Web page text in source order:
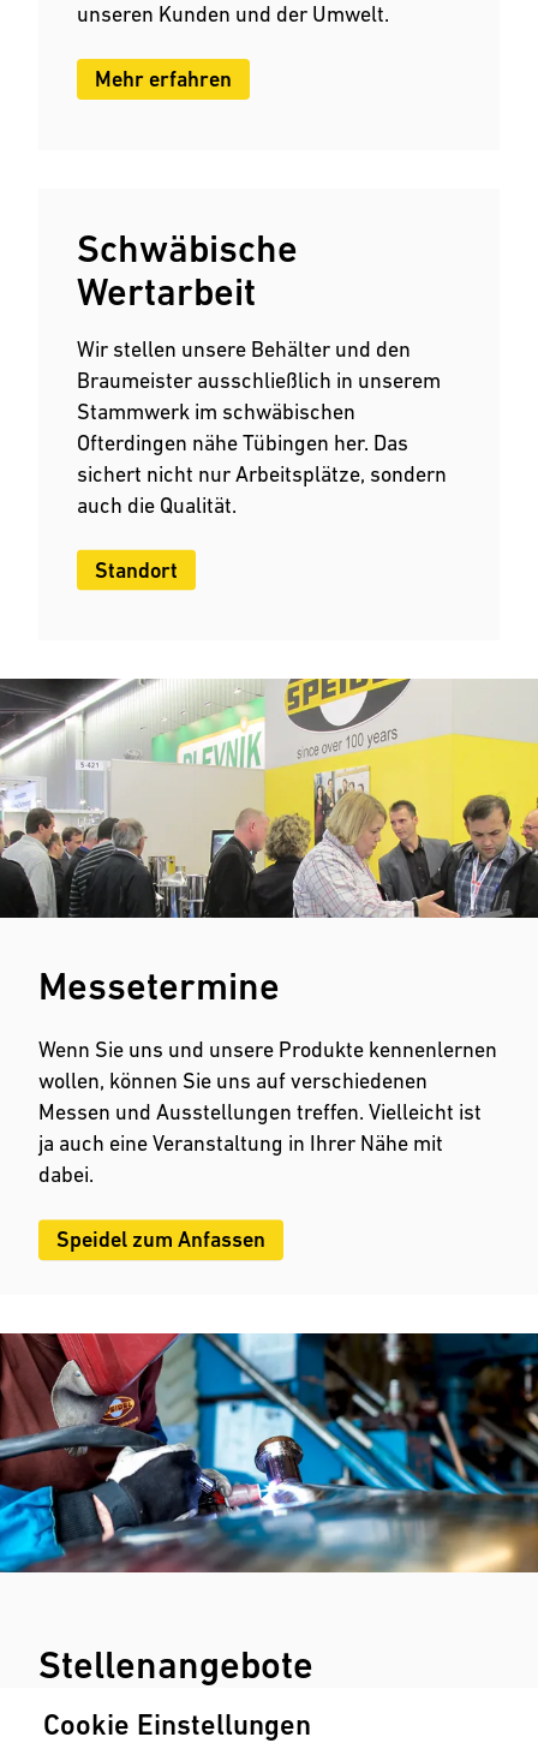
unseren Kunden und der Umwelt.
Mehr erfahren
Schwäbische
Wertarbeit
Wir stellen unsere Behälter und den
Braumeister ausschließlich in unserem
Stammwerk im schwäbischen
Ofterdingen nähe Tübingen her. Das
sichert nicht nur Arbeitsplätze, sondern
auch die Qualität.
Standort
Messetermine
Wenn Sie uns und unsere Produkte kennenlernen
wollen, können Sie uns auf verschiedenen
Messen und Ausstellungen treffen. Vielleicht ist
ja auch eine Veranstaltung in Ihrer Nähe mit
dabei.
Speidel zum Anfassen
Stellenangebote
Cookie Einstellungen